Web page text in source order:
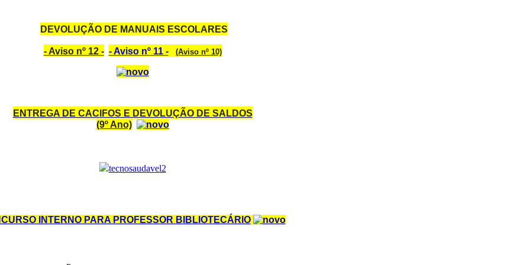
DEVOLUÇÃO DE MANUAIS ESCOLARES
- Aviso nº 12 - - Aviso nº 11 - (Aviso nº 10)
ENTREGA DE CACIFOS E DEVOLUÇÃO DE SALDOS
(9º Ano)
INTERNO PARA PROFESSOR BIBLIOTECÁRIO